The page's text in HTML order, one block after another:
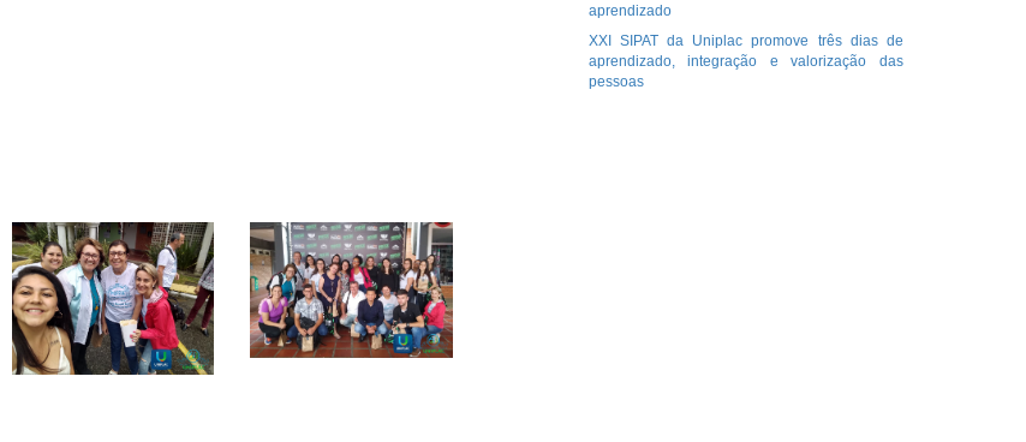
aprendizado
XXI SIPAT da Uniplac promove três dias de
aprendizado, integração e valorização das
pessoas